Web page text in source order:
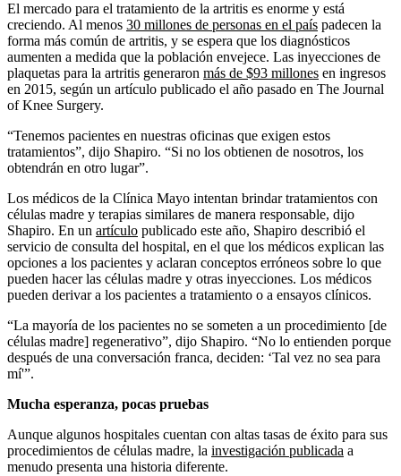
El mercado para el tratamiento de la artritis es enorme y está
creciendo. Al menos 30 millones de personas en el país padecen la
forma más común de artritis, y se espera que los diagnósticos
aumenten a medida que la población envejece. Las inyecciones de
plaquetas para la artritis generaron más de $93 millones en ingresos
en 2015, según un artículo publicado el año pasado en The Journal
of Knee Surgery.
“Tenemos pacientes en nuestras oficinas que exigen estos
tratamientos”, dijo Shapiro. “Si no los obtienen de nosotros, los
obtendrán en otro lugar”.
Los médicos de la Clínica Mayo intentan brindar tratamientos con
células madre y terapias similares de manera responsable, dijo
Shapiro. En un artículo publicado este año, Shapiro describió el
servicio de consulta del hospital, en el que los médicos explican las
opciones a los pacientes y aclaran conceptos erróneos sobre lo que
pueden hacer las células madre y otras inyecciones. Los médicos
pueden derivar a los pacientes a tratamiento o a ensayos clínicos.
“La mayoría de los pacientes no se someten a un procedimiento [de
células madre] regenerativo”, dijo Shapiro. “No lo entienden porque
después de una conversación franca, deciden: ‘Tal vez no sea para
mí'”.
Mucha esperanza, pocas pruebas
Aunque algunos hospitales cuentan con altas tasas de éxito para sus
procedimientos de células madre, la investigación publicada a
menudo presenta una historia diferente.